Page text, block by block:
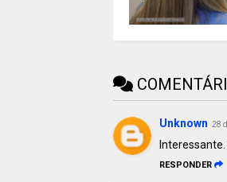
Unknown 28
RESPONDER